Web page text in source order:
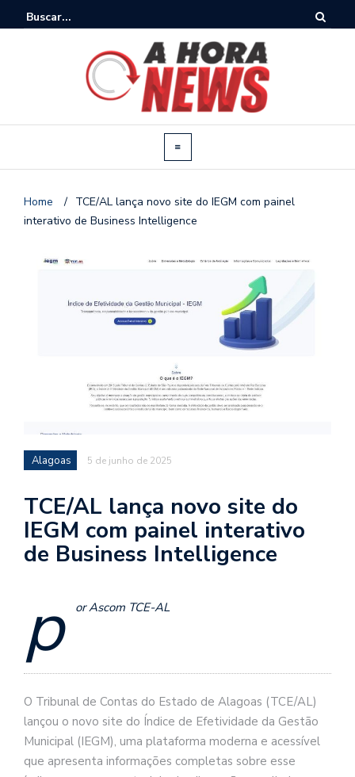
Home / TCE/AL lança novo site do IEGM com painel
interativo de Business Intelligence
Alagoas 5 de junho de 2025
TCE/AL lança novo site do
IEGM com painel interativo
de Business Intelligence
p or Ascom TCE-AL
O Tribunal de Contas do Estado de Alagoas (TCE/AL)
lançou o novo site do Índice de Efetividade da Gestão
Municipal (IEGM), uma plataforma moderna e acessível
que apresenta informações completas sobre esse